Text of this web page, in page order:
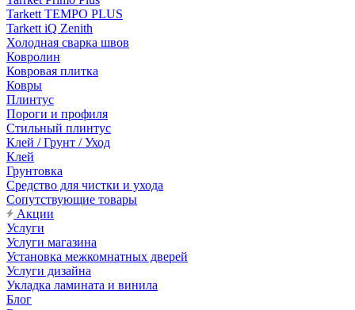
Tarkett TEMPO PLUS
Tarkett iQ Zenith
Холодная сварка швов
Ковролин
Ковровая плитка
Ковры
Плинтус
Пороги и профиля
Стильный плинтус
Клей / Грунт / Уход
Клей
Грунтовка
Средство для чистки и ухода
Сопутствующие товары
Акции
Услуги
Услуги магазина
Установка межкомнатных дверей
Услуги дизайна
Укладка ламината и винила
Блог